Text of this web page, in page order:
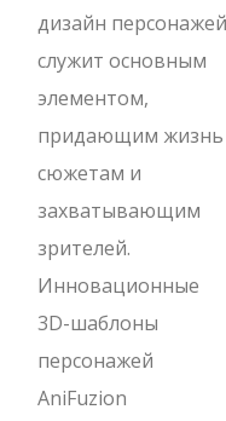
дизайн персонажей
служит основным
элементом,
придающим жизнь
сюжетам и
захватывающим
зрителей.
Инновационные
3D-шаблоны
персонажей
AniFuzion